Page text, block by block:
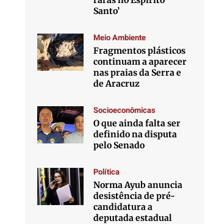
Santo’
Meio Ambiente
Fragmentos plásticos
continuam a aparecer
nas praias da Serra e
de Aracruz
Socioeconômicas
O que ainda falta ser
definido na disputa
pelo Senado
Política
Norma Ayub anuncia
desistência de pré-
candidatura a
deputada estadual